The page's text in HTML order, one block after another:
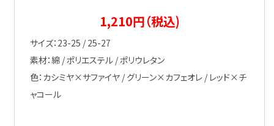
1,210円（税込)
サイズ：23-25 / 25-27
素材：綿 / ポリエステル / ポリウレタン
色：カシミヤ×サファイヤ / グリーン×カフェオレ / レッド×チ
ャコール